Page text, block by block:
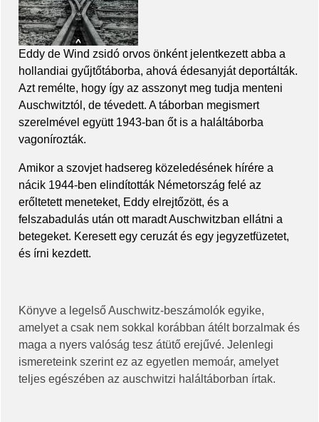
Eddy de Wind zsidó orvos önként jelentkezett abba a
hollandiai gyűjtőtáborba, ahová édesanyját deportálták.
Azt remélte, hogy így az asszonyt meg tudja menteni
Auschwitztól, de tévedett. A táborban megismert
szerelmével együtt 1943-ban őt is a haláltáborba
vagonírozták.
Amikor a szovjet hadsereg közeledésének hírére a
nácik 1944-ben elindították Németország felé az
erőltetett meneteket, Eddy elrejtőzött, és a
felszabadulás után ott maradt Auschwitzban ellátni a
betegeket. Keresett egy ceruzát és egy jegyzetfüzetet,
és írni kezdett.
Könyve a legelső Auschwitz-beszámolók egyike,
amelyet a csak nem sokkal korábban átélt borzalmak és
maga a nyers valóság tesz átütő erejűvé. Jelenlegi
ismereteink szerint ez az egyetlen memoár, amelyet
teljes egészében az auschwitzi haláltáborban írtak.